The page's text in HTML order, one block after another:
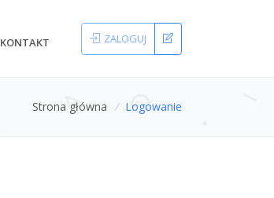
KONTAKT ZALOGUJ
Strona główna / Logowanie